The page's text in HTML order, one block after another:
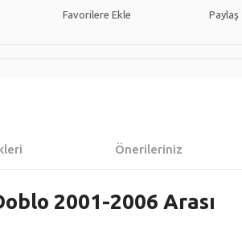
Paylaş
Önerileriniz
2001-2006 Arası